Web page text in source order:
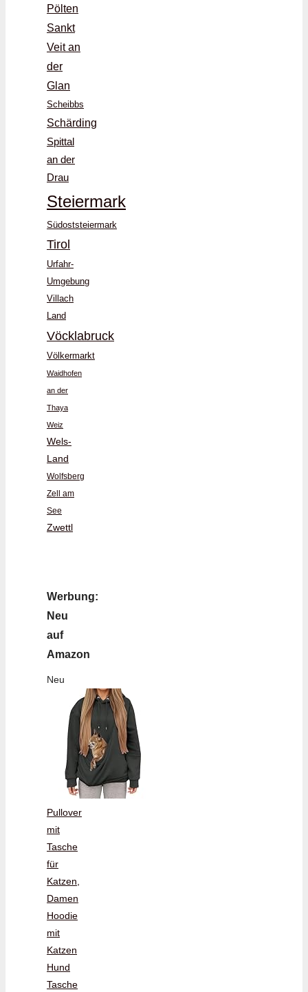
Pölten
Sankt
Veit an
der
Glan
Scheibbs
Schärding
Spittal
an der
Drau
Steiermark
Südoststeiermark
Tirol
Urfahr-
Umgebung
Villach
Land
Vöcklabruck
Völkermarkt
Waidhofen
an der
Thaya
Weiz
Wels-
Land
Wolfsberg
Zell am
See
Zwettl
Werbung:
Neu
auf
Amazon
Neu
Pullover
mit
Tasche
für
Katzen,
Damen
Hoodie
mit
Katzen
Hund
Tasche